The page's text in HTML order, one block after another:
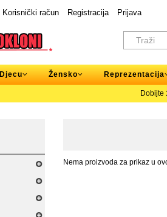
Korisnički račun Registracija Prijava
Djecu Žensko Reprezentacija
Dobijte
Nema proizvoda za prikaz u